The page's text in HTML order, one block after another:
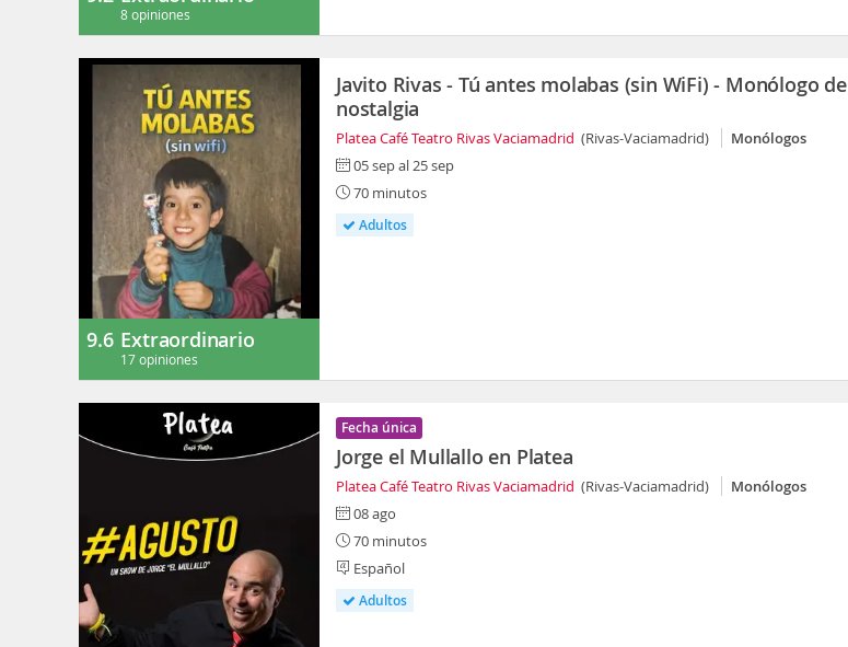
8 opiniones
9.6 Extraordinario
17 opiniones
Javito Rivas - Tú antes molabas (sin WiFi) - Monólogo de
nostalgia
Platea Café Teatro Rivas Vaciamadrid (Rivas-Vaciamadrid)
Monólogos
05 sep al 25 sep
70 minutos
Adultos
Fecha única
Jorge el Mullallo en Platea
Platea Café Teatro Rivas Vaciamadrid (Rivas-Vaciamadrid)
Monólogos
08 ago
70 minutos
Español
Adultos